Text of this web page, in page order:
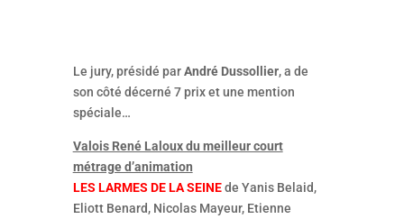
Le jury, présidé parAndré Dussollier, a de
son côté décerné 7 prix et une mention
spéciale…
Valois René Laloux du meilleur court
métrage d’animation
LES LARMES DE LA SEINEde Yanis Belaid,
Eliott Benard, Nicolas Mayeur, Etienne